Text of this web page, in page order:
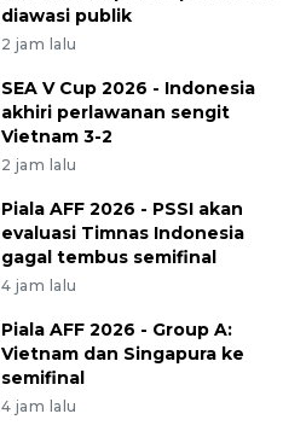
diawasi publik
2 jam lalu
SEA V Cup 2026 - Indonesia
akhiri perlawanan sengit
Vietnam 3-2
2 jam lalu
Piala AFF 2026 - PSSI akan
evaluasi Timnas Indonesia
gagal tembus semifinal
4 jam lalu
Piala AFF 2026 - Group A:
Vietnam dan Singapura ke
semifinal
4 jam lalu